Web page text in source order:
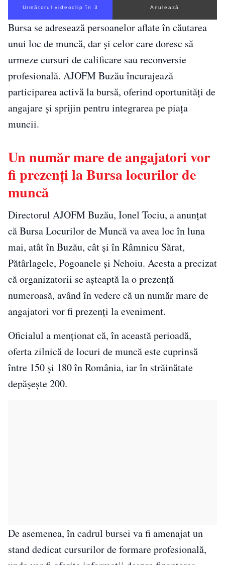
Următorul videoclip în 2 Anulează
Bursa se adresează persoanelor aflate în căutarea
unui loc de muncă, dar și celor care doresc să
urmeze cursuri de calificare sau reconversie
profesională. AJOFM Buzău încurajează
participarea activă la bursă, oferind oportunități de
angajare și sprijin pentru integrarea pe piața
muncii.
Un număr mare de angajatori vor
fi prezenți la Bursa locurilor de
muncă
Directorul AJOFM Buzău, Ionel Tociu, a anunțat
că Bursa Locurilor de Muncă va avea loc în luna
mai, atât în Buzău, cât și în Râmnicu Sărat,
Pătârlagele, Pogoanele și Nehoiu. Acesta a precizat
că organizatorii se așteaptă la o prezență
numeroasă, având în vedere că un număr mare de
angajatori vor fi prezenți la eveniment.
Oficialul a menționat că, în această perioadă,
oferta zilnică de locuri de muncă este cuprinsă
între 150 și 180 în România, iar în străinătate
depășește 200.
De asemenea, în cadrul bursei va fi amenajat un
stand dedicat cursurilor de formare profesională,